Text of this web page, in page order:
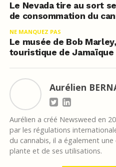
Le Nevada tire au sort
de consommation du
NE MANQUEZ PAS
Le musée de Bob
touristique de Jamaïque
Aurélien
Aurélien a créé Newsweed en
par les régulations
du cannabis, il a également
plante et de ses utilisations.